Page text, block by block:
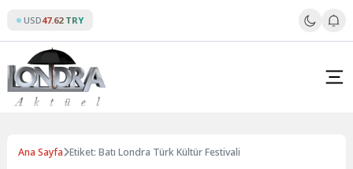
content
USD47.62 TRY
Ana Sayfa Etiket: Batı Londra Türk Kültür Festivali